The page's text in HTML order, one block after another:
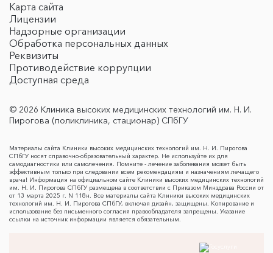
Карта сайта
Лицензии
Надзорные организации
Обработка персональных данных
Реквизиты
Противодействие коррупции
Доступная среда
© 2026 Клиника высоких медицинских технологий им. Н. И.
Пирогова (поликлиника, стационар) СПбГУ
Материалы сайта Клиники высоких медицинских технологий им. Н. И. Пирогова
СПбГУ носят справочно-образовательный характер. Не используйте их для
самодиагностики или самолечения. Помните - лечение заболевания может быть
эффективным только при следовании всем рекомендациям и назначениям лечащего
врача! Информация на официальном сайте Клиники высоких медицинских технологий
им. Н. И. Пирогова СПбГУ размещена в соответствии с Приказом Минздрава России от
от 13 марта 2025 г. N 118н. Все материалы сайта Клиники высоких медицинских
технологий им. Н. И. Пирогова СПбГУ, включая дизайн, защищены. Копирование и
использование без письменного согласия правообладателя запрещены. Указание
ссылки на источник информации является обязательным.